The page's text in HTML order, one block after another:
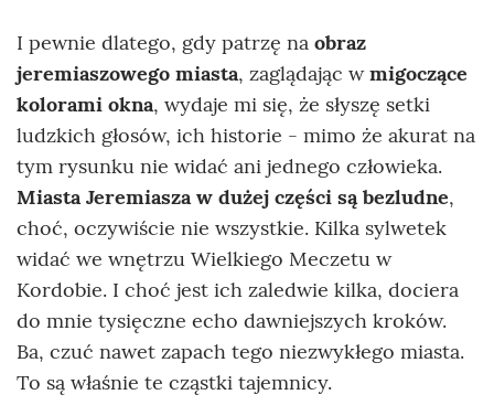
I pewnie dlatego, gdy patrzę na obraz
jeremiaszowego miasta, zaglądając wmigoczące
kolorami okna, wydaje mi się, że słyszę setki
ludzkich głosów, ich historie - mimo że akurat na
tym rysunku nie widać ani jednego człowieka.
Miasta Jeremiasza w dużej części są bezludne,
choć, oczywiście nie wszystkie. Kilka sylwetek
widać we wnętrzu Wielkiego Meczetu w
Kordobie. I choć jest ich zaledwie kilka, dociera
do mnie tysięczne echo dawniejszych kroków.
Ba, czuć nawet zapach tego niezwykłego miasta.
To są właśnie te cząstki tajemnicy.